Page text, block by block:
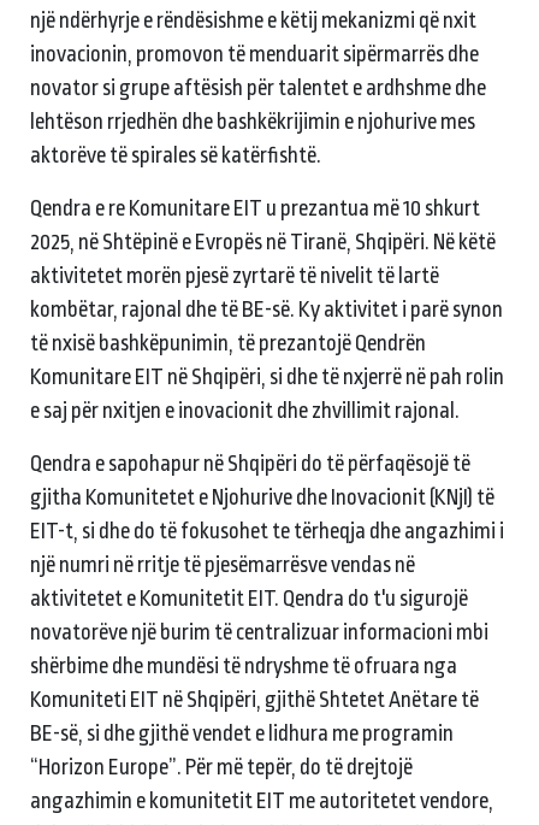
një ndërhyrje e rëndësishme e këtij mekanizmi që nxit
inovacionin, promovon të menduarit sipërmarrës dhe
novator si grupe aftësish për talentet e ardhshme dhe
lehtëson rrjedhën dhe bashkëkrijimin e njohurive mes
aktorëve të spirales së katërfishtë.
Qendra e re Komunitare EIT u prezantua më 10 shkurt
2025, në Shtëpinë e Evropës në Tiranë, Shqipëri. Në këtë
aktivitetet morën pjesë zyrtarë të nivelit të lartë
kombëtar, rajonal dhe të BE-së. Ky aktivitet i parë synon
të nxisë bashkëpunimin, të prezantojë Qendrën
Komunitare EIT në Shqipëri, si dhe të nxjerrë në pah rolin
e saj për nxitjen e inovacionit dhe zhvillimit rajonal.
Qendra e sapohapur në Shqipëri do të përfaqësojë të
gjitha Komunitetet e Njohurive dhe Inovacionit (KNjI) të
EIT-t, si dhe do të fokusohet te tërheqja dhe angazhimi i
një numri në rritje të pjesëmarrësve vendas në
aktivitetet e Komunitetit EIT. Qendra do t'u sigurojë
novatorëve një burim të centralizuar informacioni mbi
shërbime dhe mundësi të ndryshme të ofruara nga
Komuniteti EIT në Shqipëri, gjithë Shtetet Anëtare të
BE-së, si dhe gjithë vendet e lidhura me programin
“Horizon Europe”. Për më tepër, do të drejtojë
angazhimin e komunitetit EIT me autoritetet vendore,